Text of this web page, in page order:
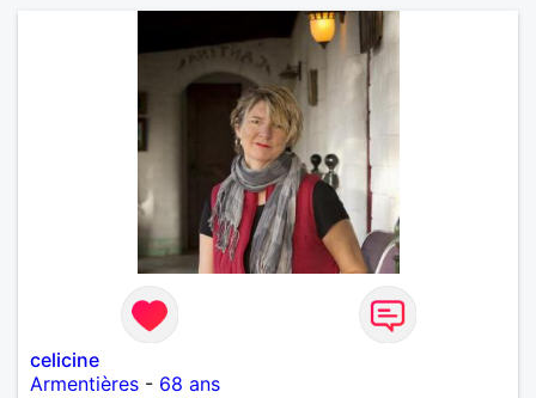
celicine
Armentières - 68 ans